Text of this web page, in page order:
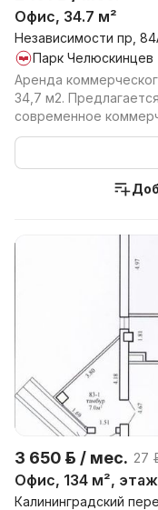
Офис, 34.7 м²
Независимости пр,
Парк Челюскинцев
Аренда
34,7 м2.
современное
расположенное на
3 650 р. / мес. 27
Офис, 134 м², этаж
Калининградский